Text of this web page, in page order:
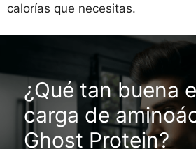
calorías que necesitas.
¿Qué tan buena
carga de
Ghost Protein?